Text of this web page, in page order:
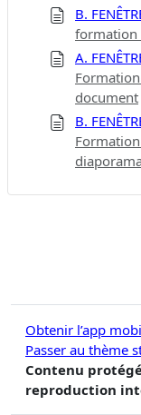
B.
formation
A.
document
B.
Obtenir l’app
Passer au thème
Contenu
reproduction